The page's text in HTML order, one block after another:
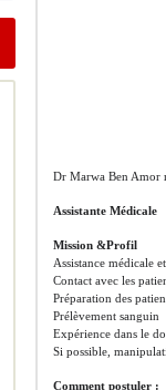
Dr Marwa Ben Amor
Assistante Médicale
Mission &Profil
Assistance médicale
Contact avec les
Préparation des
Prélèvement sanguin
Expérience dans le
Si possible,
Comment postuler :